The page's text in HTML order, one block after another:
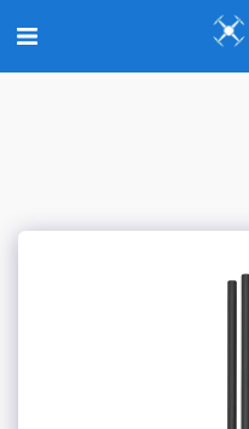
Chat with us on WhatsApp